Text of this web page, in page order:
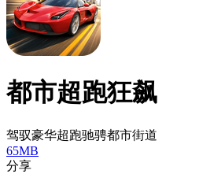
都市超跑狂飙
驾驭豪华超跑驰骋都市街道
65MB
分享